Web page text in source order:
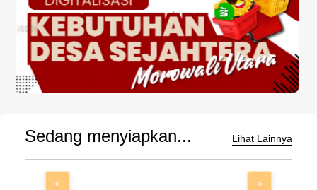
Sedang menyiapkan... Lihat Lainnya
< >